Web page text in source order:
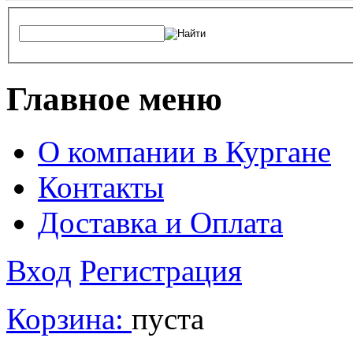
Главное меню
О компании в Кургане
Контакты
Доставка и Оплата
Вход Регистрация
Корзина: пуста